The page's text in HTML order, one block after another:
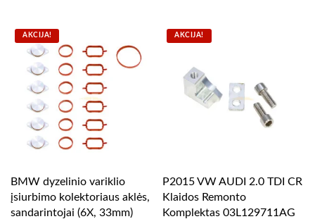
AKCIJA!
BMW dyzelinio variklio
įsiurbimo kolektoriaus aklės,
sandarintojai (6X, 33mm)
AKCIJA!
P2015 VW AUDI 2.0 TDI CR
Klaidos Remonto
Komplektas 03L129711AG